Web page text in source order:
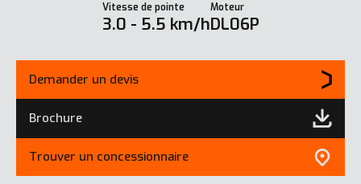
Vitesse de pointe
3.0 - 5.5 km/h
Moteur
DL06P
Demander un devis
Brochure
Trouver un concessionnaire